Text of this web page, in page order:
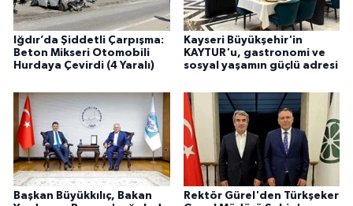
Iğdır’da Şiddetli Çarpışma:
Beton Mikseri Otomobili
Hurdaya Çevirdi (4 Yaralı)
Kayseri Büyükşehir'in
KAYTUR'u, gastronomi ve
sosyal yaşamın güçlü adresi
Başkan Büyükkılıç, Bakan
Rektör Gürel'den Türkşeker